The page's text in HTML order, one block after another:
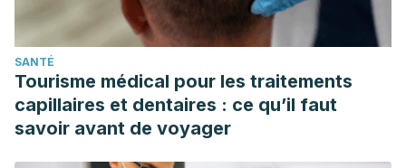
5707-5713. doi: 10.21125/edulearn.2017.2296
Tam, V., Gelsomini, M. & Garzotto, F. (2017). Polipo: a
Tangible toy for children with neurodevelopmental
disorders. Association for Computing Machinery , pp. 11–20
https://doi.org/10.1145/3024969.3025006
SANTÉ
Tourisme médical pour les traitements
capillaires et dentaires : ce qu’il faut
savoir avant de voyager